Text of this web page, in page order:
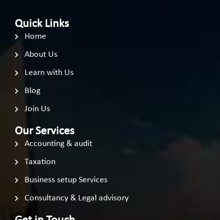
Quick Links
Home
About Us
Learn with Us
Blog
Join Us
Our Services
Accounting & audit
Taxation
Business setup Services
Consultancy & Legal advisory